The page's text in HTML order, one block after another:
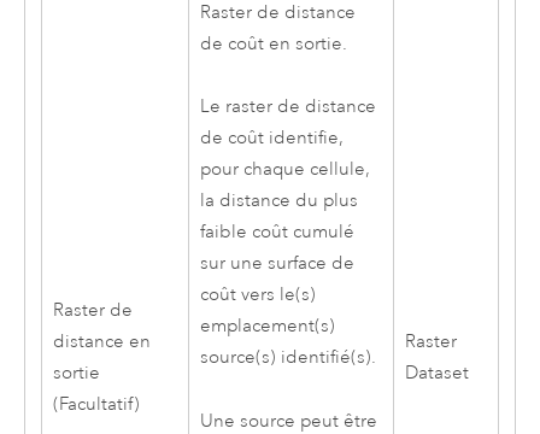
Raster de
distance en
sortie
(Facultatif)
Raster de distance
de coût en sortie.
Le raster de distance
de coût identifie,
pour chaque cellule,
la distance du plus
faible coût cumulé
sur une surface de
coût vers le(s)
emplacement(s)
source(s) identifié(s).
Une source peut être
Raster
Dataset